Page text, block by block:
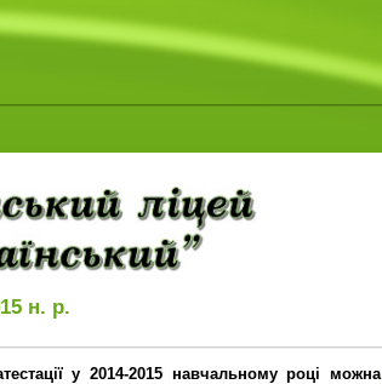
н. р.
у 2014-2015 навчальному році можна